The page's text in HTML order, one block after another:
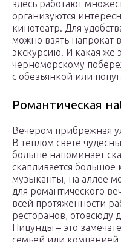
здесь работают
организуются
кинотеатр. Для
можно взять напрокат
экскурсию. И какая же
черноморскому
с обезьянкой или
Романтическая
Вечером прибрежная
В теплом свете
больше напоминает
скапливается большое
музыканты, на аллее
для романтического
всей протяженности
ресторанов, отовсюду
Пицунды – это
семьей или компанией